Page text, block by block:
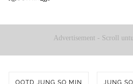
Advertisement - Scroll